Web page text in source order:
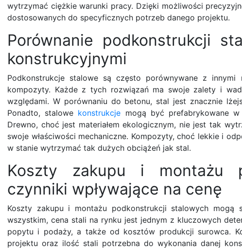
wytrzymać ciężkie warunki pracy. Dzięki możliwości
dostosowanych do specyficznych potrzeb danego projektu.
Porównanie podkonstrukcji
konstrukcyjnymi
Podkonstrukcje stalowe są często porównywane z
kompozyty. Każde z tych rozwiązań ma swoje zalety i
względami. W porównaniu do betonu, stal jest znacznie
Ponadto, stalowe konstrukcje mogą być prefabrykowane
Drewno, choć jest materiałem ekologicznym, nie jest tak
swoje właściwości mechaniczne. Kompozyty, choć lekkie i
w stanie wytrzymać tak dużych obciążeń jak stal.
Koszty zakupu i montażu
czynniki wpływające na cenę
Koszty zakupu i montażu podkonstrukcji stalowych
wszystkim, cena stali na rynku jest jednym z kluczowych
popytu i podaży, a także od kosztów produkcji surowca.
projektu oraz ilość stali potrzebna do wykonania danej